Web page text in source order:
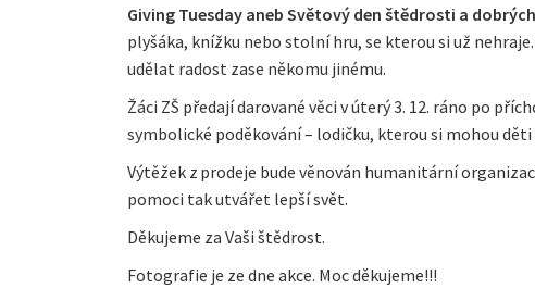
Giving Tuesday aneb Světový den štědrosti a
plyšáka, knížku nebo stolní hru, se kterou si už
udělat radost zase někomu jinému.
Žáci ZŠ předají darované věci v úterý 3. 12. ráno po
symbolické poděkování – lodičku, kterou si mohou
Výtěžek z prodeje bude věnován humanitární
pomoci tak utvářet lepší svět.
Děkujeme za Vaši štědrost.
Fotografie je ze dne akce. Moc děkujeme!!!